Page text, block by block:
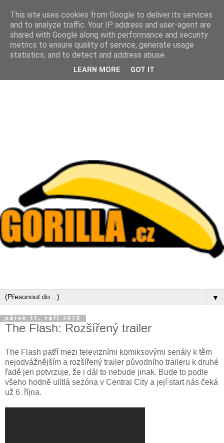
▼
pátek 11. září 2015
The Flash: Rozšířený trailer
The Flash patří mezi televizními komiksovými seriály k těm
nejodvážnějším a rozšířený trailer původního traileru k druhé
řadě jen potvrzuje, že i dál to nebude jinak. Bude to podle
všeho hodně ulítlá sezóna v Central City a její start nás čeká
už 6. října.
This site uses cookies from Google to deliver its services
and to analyze traffic. Your IP address and user-agent are
shared with Google along with performance and security
metrics to ensure quality of service, generate usage
statistics, and to detect and address abuse.
LEARN MORE GOT IT